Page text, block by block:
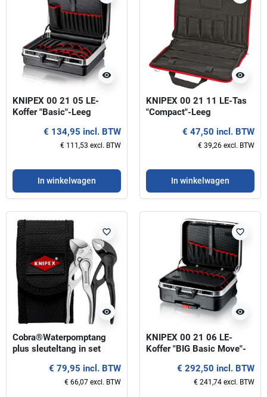
visibility
KNIPEX 00 21 05 LE-
Koffer "Basic"-Leeg
€ 134,95 incl. BTW
€ 111,53 excl. BTW
In winkelwagen
visibility
KNIPEX 00 21 11 LE-Tas
"Compact"-Leeg
€ 47,50 incl. BTW
€ 39,26 excl. BTW
In winkelwagen
visibility
favorite_border
Cobra®Waterpomptang
plus sleuteltang in set
€ 79,95 incl. BTW
€ 66,07 excl. BTW
visibility
favorite_border
KNIPEX 00 21 06 LE-
Koffer "BIG Basic Move"-
€ 292,50 incl. BTW
€ 241,74 excl. BTW